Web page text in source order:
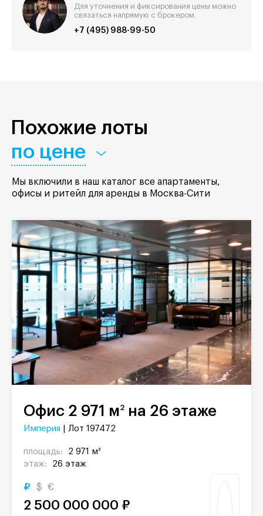
Для уточнения и фиксирования цены можно
связаться напрямую с брокером
+7 (495) 988-99-50
Похожие лоты
по цене
Мы включили в наш каталог все апартаменты,
офисы и ритейл для аренды в Москва-Сити
Офис 2 971 м2 на 26 этаже
Империя | Лот 197472
площадь:
2 971 м²
этаж:
26 этаж
₽ $ €
2 500 000 000 ₽